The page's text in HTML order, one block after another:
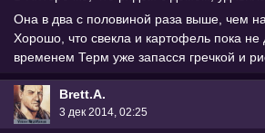
Она в два с половиной раза выше, чем
Хорошо, что свекла и картофель пока
временем Терм уже запасся гречкой и
Brett.A.
3 дек 2014, 02:25